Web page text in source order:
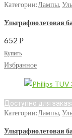
Категории:Лампы,
Ультрафиолетовая
652 Р
Купить
Избранное
Доступно для
Категории:Лампы,
Ультрафиолетовая